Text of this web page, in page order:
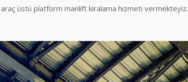
üstü platform manlift kiralama hizmeti vermekteyiz.